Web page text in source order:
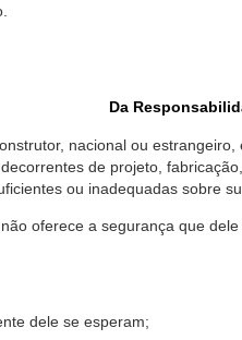
Da
nacional ou
de projeto,
ou inadequadas sobre
oferece a segurança que
dele se esperam;